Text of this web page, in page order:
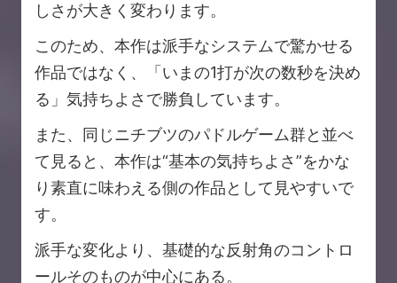
しさが大きく変わります。
このため、本作は派手なシステムで驚かせる
作品ではなく、「いまの1打が次の数秒を決め
る」気持ちよさで勝負しています。
また、同じニチブツのパドルゲーム群と並べ
て見ると、本作は“基本の気持ちよさ”をかな
り素直に味わえる側の作品として見やすいで
す。
派手な変化より、基礎的な反射角のコントロ
ールそのものが中心にある。